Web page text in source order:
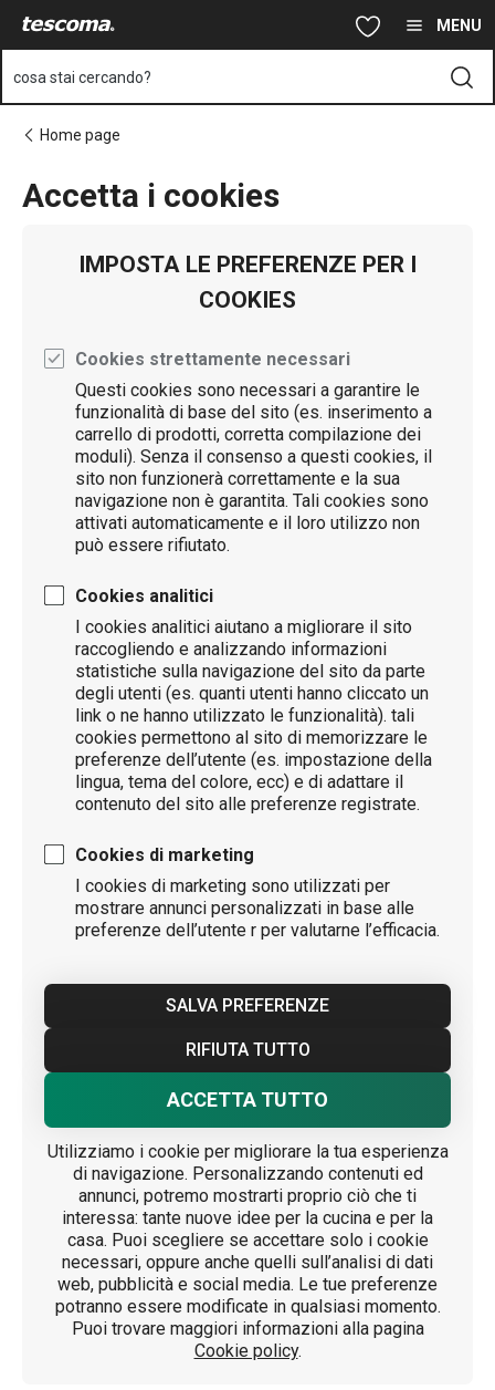
Vai al contenuto principale MENU
cosa stai cercando?
Home page
Accetta i cookies
IMPOSTA LE PREFERENZE PER I
COOKIES
Cookies strettamente necessari
Questi cookies sono necessari a garantire le
funzionalità di base del sito (es. inserimento a
carrello di prodotti, corretta compilazione dei
moduli). Senza il consenso a questi cookies, il
sito non funzionerà correttamente e la sua
navigazione non è garantita. Tali cookies sono
attivati automaticamente e il loro utilizzo non
può essere rifiutato.
Cookies analitici
I cookies analitici aiutano a migliorare il sito
raccogliendo e analizzando informazioni
statistiche sulla navigazione del sito da parte
degli utenti (es. quanti utenti hanno cliccato un
link o ne hanno utilizzato le funzionalità). tali
cookies permettono al sito di memorizzare le
preferenze dell’utente (es. impostazione della
lingua, tema del colore, ecc) e di adattare il
contenuto del sito alle preferenze registrate.
Cookies di marketing
I cookies di marketing sono utilizzati per
mostrare annunci personalizzati in base alle
preferenze dell’utente r per valutarne l’efficacia.
SALVA PREFERENZE
RIFIUTA TUTTO
ACCETTA TUTTO
Utilizziamo i cookie per migliorare la tua esperienza
di navigazione. Personalizzando contenuti ed
annunci, potremo mostrarti proprio ciò che ti
interessa: tante nuove idee per la cucina e per la
casa. Puoi scegliere se accettare solo i cookie
necessari, oppure anche quelli sull’analisi di dati
web, pubblicità e social media. Le tue preferenze
potranno essere modificate in qualsiasi momento.
Puoi trovare maggiori informazioni alla pagina
Cookie policy.